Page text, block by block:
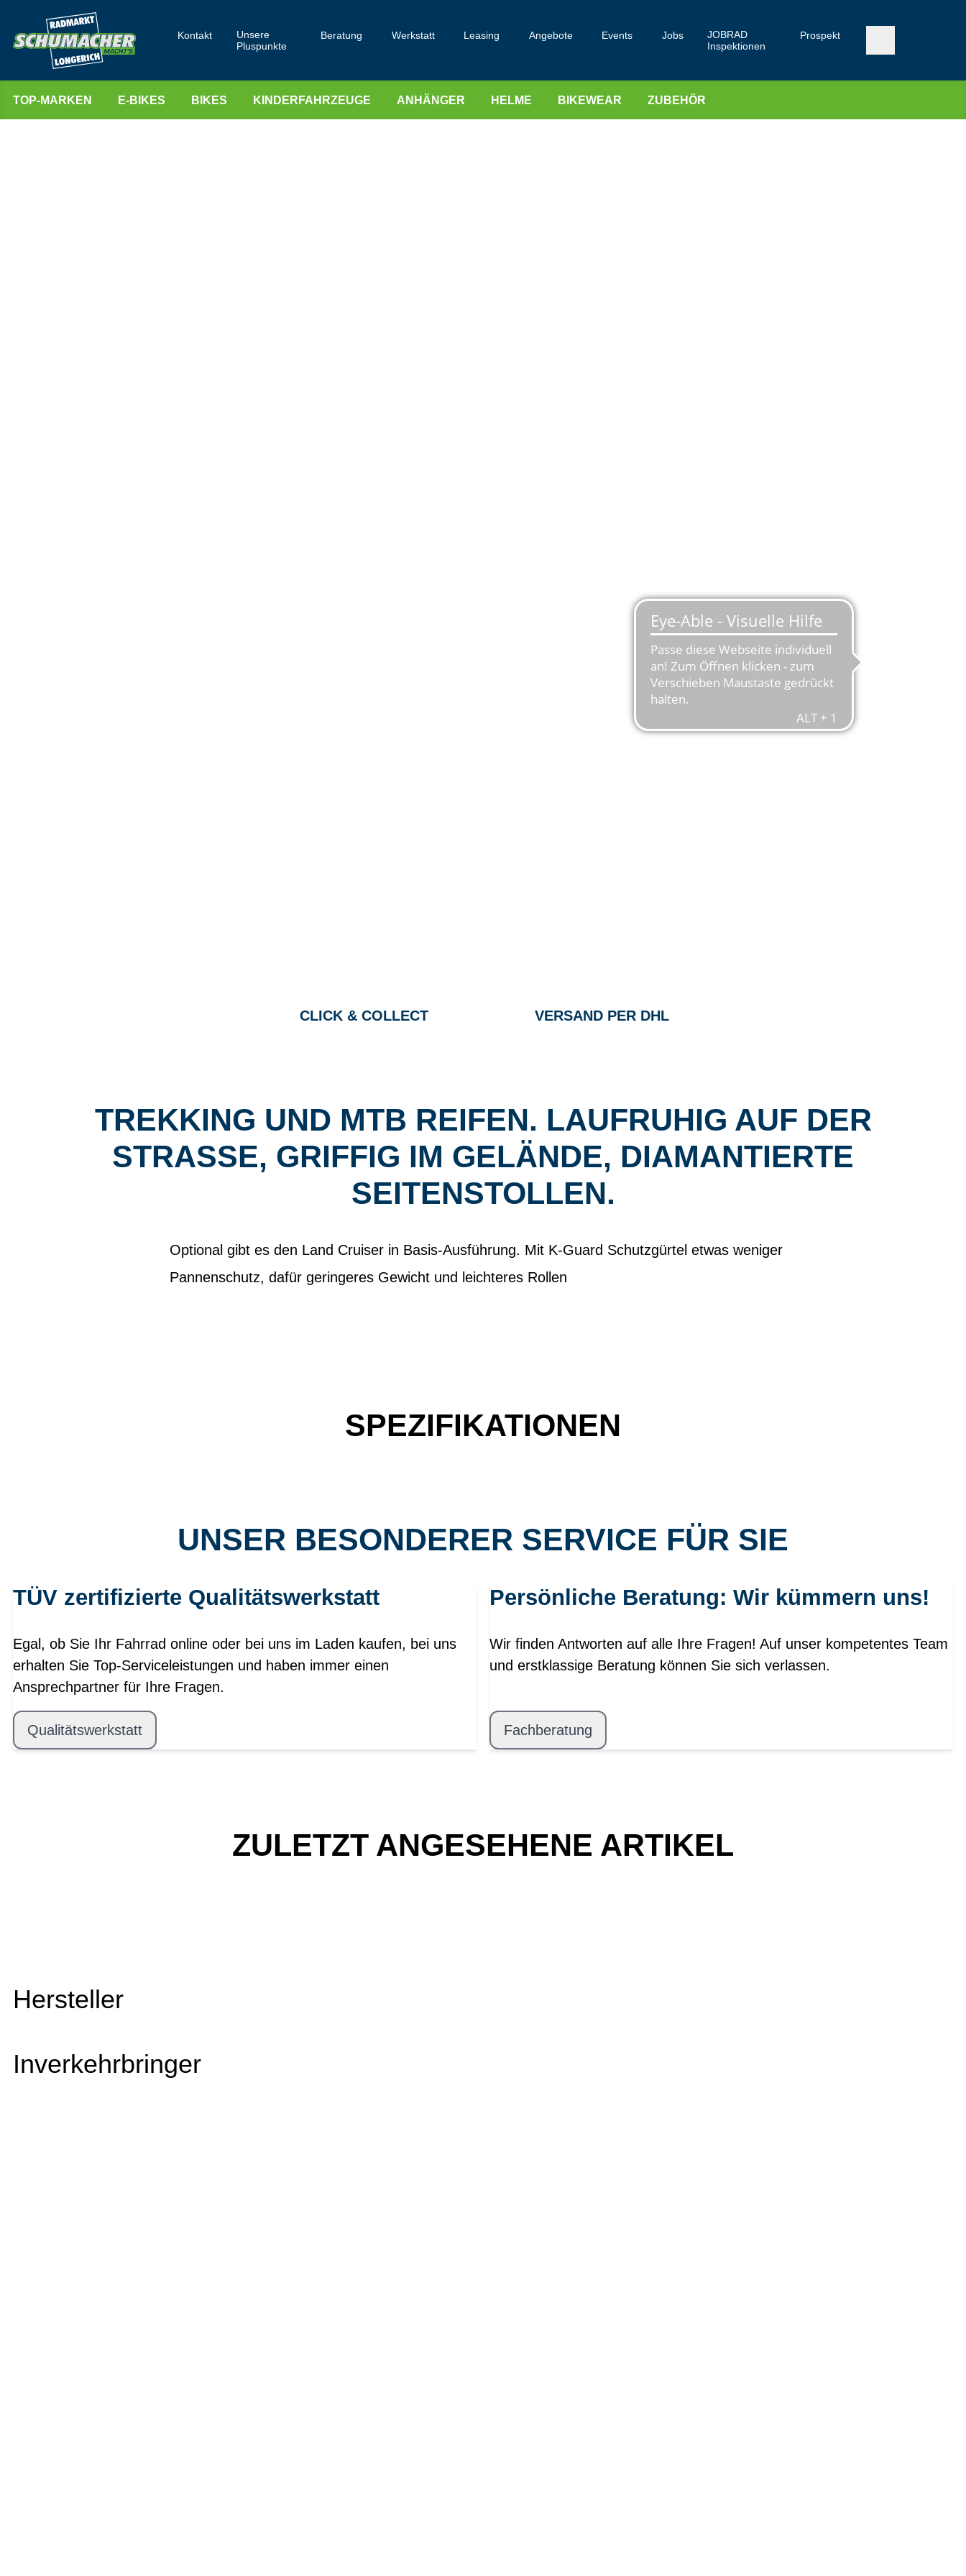
Kontakt
Unsere
Pluspunkte
Beratung Werkstatt Leasing Angebote Events Jobs
JOBRAD
Inspektionen
Prospekt
TOP-MARKEN E-BIKES BIKES KINDERFAHRZEUGE ANHÄNGER HELME BIKEWEAR ZUBEHÖR
CLICK & COLLECT VERSAND PER DHL
TREKKING UND MTB REIFEN. LAUFRUHIG AUF DER
STRASSE, GRIFFIG IM GELÄNDE, DIAMANTIERTE S
EITENSTOLLEN.
Optional gibt es den Land Cruiser in Basis-Ausführung. Mit K-Guard Schutzgürtel etwas weniger
Pannenschutz, dafür geringeres Gewicht und leichteres Rollen
SPEZIFIKATIONEN
UNSER BESONDERER SERVICE FÜR SIE
TÜV zertifizierte Qualitätswerkstatt
Egal, ob Sie Ihr Fahrrad online oder bei uns im Laden kaufen, bei uns
erhalten Sie Top-Serviceleistungen und haben immer einen
Ansprechpartner für Ihre Fragen.
Qualitätswerkstatt
Persönliche Beratung: Wir kümmern uns!
Wir finden Antworten auf alle Ihre Fragen! Auf unser kompetentes Team
und erstklassige Beratung können Sie sich verlassen.
Fachberatung
ZULETZT ANGESEHENE ARTIKEL
Hersteller
Inverkehrbringer